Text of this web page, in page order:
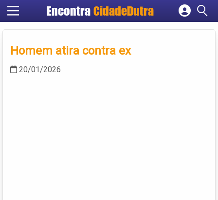
Encontra CidadeDutra
Cadastrar empresa
Criar conta
Homem atira contra ex
20/01/2026